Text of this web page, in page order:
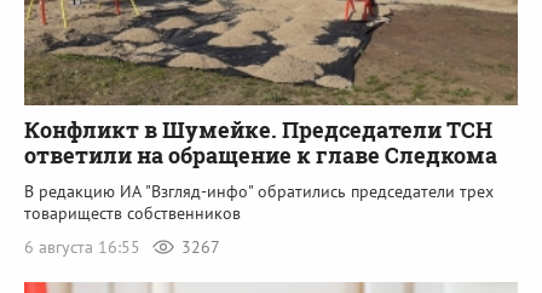
Конфликт в Шумейке. Председатели ТСН
ответили на обращение к главе Следкома
В редакцию ИА "Взгляд-инфо" обратились председатели трех
товариществ собственников
6 августа 16:55
3267